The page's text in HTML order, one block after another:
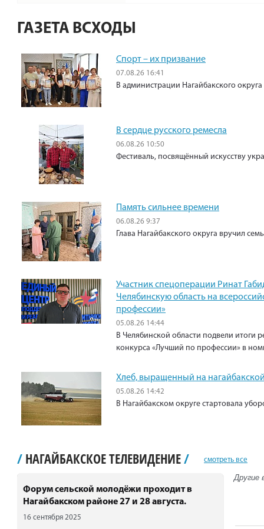
ГАЗЕТА ВСХОДЫ
Спорт – их призвание
07.08.26 16:41
В администрации Нагайбакского
В сердце русского ремесла
06.08.26 10:50
Фестиваль, посвящённый искусству
Память сильнее времени
06.08.26 9:37
Глава Нагайбакского округа вручил
Участник спецоперации Ринат
Челябинскую область на
профессии»
05.08.26 14:44
В Челябинской области подвели итоги
конкурса «Лучший по профессии» в
Хлеб, выращенный на
05.08.26 14:42
В Нагайбакском округе стартовала
/ НАГАЙБАКСКОЕ ТЕЛЕВИДЕНИЕ/ смотреть все
Форум сельской молодёжи проходит в
Нагайбакском районе 27 и 28 августа.
16 сентября 2025
Другие